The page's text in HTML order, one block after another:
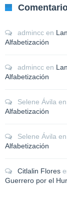
admincc en
Alfabetización
admincc en
Alfabetización
Selene Ávila en
Alfabetización
Selene Ávila en
Alfabetización
Citlalin Flores
Guerrero por el